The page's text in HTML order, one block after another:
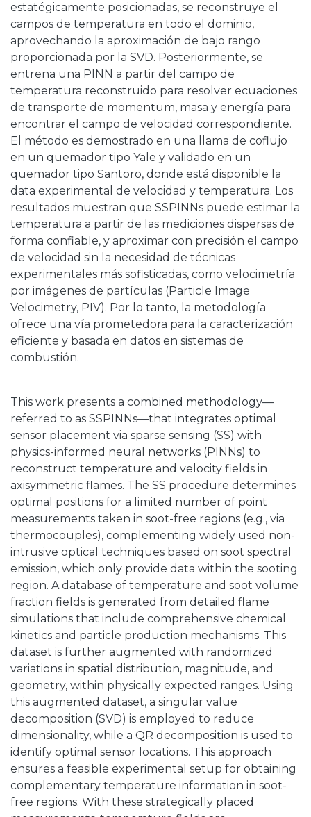
estatégicamente posicionadas, se reconstruye el
campos de temperatura en todo el dominio,
aprovechando la aproximación de bajo rango
proporcionada por la SVD. Posteriormente, se
entrena una PINN a partir del campo de
temperatura reconstruido para resolver ecuaciones
de transporte de momentum, masa y energía para
encontrar el campo de velocidad correspondiente.
El método es demostrado en una llama de coflujo
en un quemador tipo Yale y validado en un
quemador tipo Santoro, donde está disponible la
data experimental de velocidad y temperatura. Los
resultados muestran que SSPINNs puede estimar la
temperatura a partir de las mediciones dispersas de
forma confiable, y aproximar con precisión el campo
de velocidad sin la necesidad de técnicas
experimentales más sofisticadas, como velocimetría
por imágenes de partículas (Particle Image
Velocimetry, PIV). Por lo tanto, la metodología
ofrece una vía prometedora para la caracterización
eficiente y basada en datos en sistemas de
combustión.
This work presents a combined methodology—
referred to as SSPINNs—that integrates optimal
sensor placement via sparse sensing (SS) with
physics-informed neural networks (PINNs) to
reconstruct temperature and velocity fields in
axisymmetric flames. The SS procedure determines
optimal positions for a limited number of point
measurements taken in soot-free regions (e.g., via
thermocouples), complementing widely used non-
intrusive optical techniques based on soot spectral
emission, which only provide data within the sooting
region. A database of temperature and soot volume
fraction fields is generated from detailed flame
simulations that include comprehensive chemical
kinetics and particle production mechanisms. This
dataset is further augmented with randomized
variations in spatial distribution, magnitude, and
geometry, within physically expected ranges. Using
this augmented dataset, a singular value
decomposition (SVD) is employed to reduce
dimensionality, while a QR decomposition is used to
identify optimal sensor locations. This approach
ensures a feasible experimental setup for obtaining
complementary temperature information in soot-
free regions. With these strategically placed